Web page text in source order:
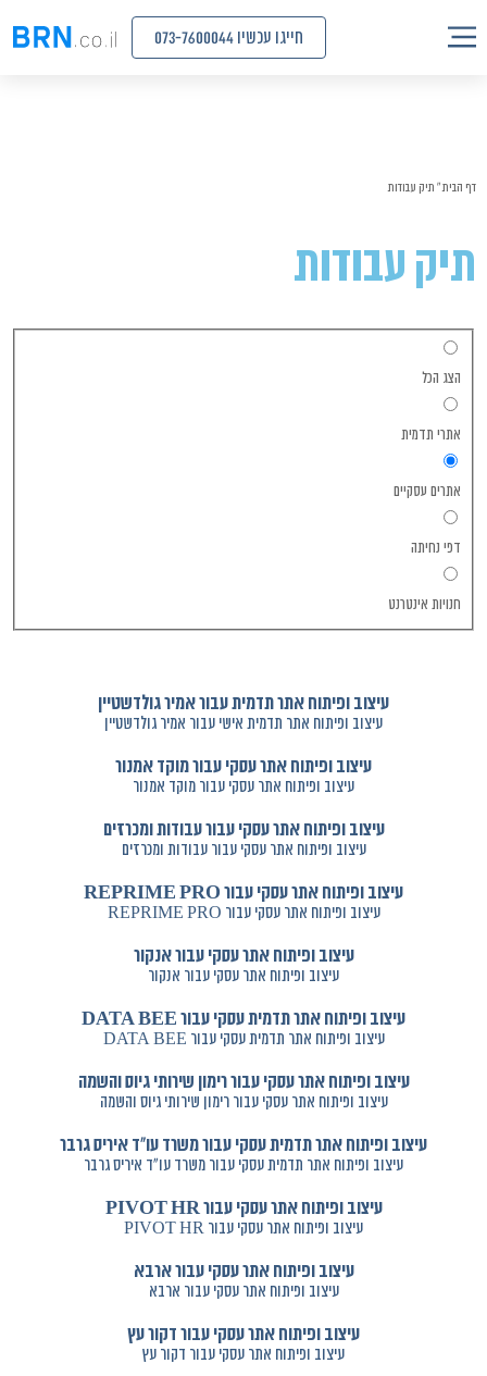
חייגו עכשיו 073-7600044
דף הבית» תיק עבודות
תיק עבודות
הצג הכל
אתרי תדמית
אתרים עסקיים
דפי נחיתה
חנויות אינטרנט
עיצוב ופיתוח אתר תדמית עבור אמיר גולדשטיין
עיצוב ופיתוח אתר תדמית אישי עבור אמיר גולדשטיין
עיצוב ופיתוח אתר עסקי עבור מוקד אמנור
עיצוב ופיתוח אתר עסקי עבור מוקד אמנור
עיצוב ופיתוח אתר עסקי עבור עבודות ומכרזים
עיצוב ופיתוח אתר עסקי עבור עבודות ומכרזים
עיצוב ופיתוח אתר עסקי עבור REPRIME PRO
עיצוב ופיתוח אתר עסקי עבור REPRIME PRO
עיצוב ופיתוח אתר עסקי עבור אנקור
עיצוב ופיתוח אתר עסקי עבור אנקור
עיצוב ופיתוח אתר תדמית עסקי עבור DATA BEE
עיצוב ופיתוח אתר תדמית עסקי עבור DATA BEE
עיצוב ופיתוח אתר עסקי עבור רימון שירותי גיוס והשמה
עיצוב ופיתוח אתר עסקי עבור רימון שירותי גיוס והשמה
עיצוב ופיתוח אתר תדמית עסקי עבור משרד עו"ד איריס גרבר
עיצוב ופיתוח אתר תדמית עסקי עבור משרד עו"ד איריס גרבר
עיצוב ופיתוח אתר עסקי עבור PIVOT HR
עיצוב ופיתוח אתר עסקי עבור PIVOT HR
עיצוב ופיתוח אתר עסקי עבור ארבא
עיצוב ופיתוח אתר עסקי עבור ארבא
עיצוב ופיתוח אתר עסקי עבור דקור עץ
עיצוב ופיתוח אתר עסקי עבור דקור עץ